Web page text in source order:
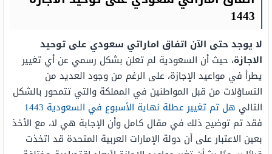
1443
لا يوجد حتى الآن اتفاق اماراتي سعودي على توحيد
الاجازة، حيث أن السعودية لم تعلن بشكل رسمي عن أي تغيير
يطرأ في مواعيد الإجازة، على الرغم من وجود العديد من
التساؤلات من قبل المواطنين في المملكة والتي تتمحور بالشكل
التالي هل تم تغيير عطلة نهاية الأسبوع في السعودية 1443
فقد تم توضيح ذلك في مقال كامل وأن الإجابة هي لا، مع الأخذ
بعين الاعتبار على أن دولة الإمارات العربية المتحدة قد اتخذت